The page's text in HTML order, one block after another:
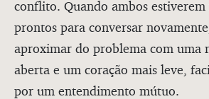
conflito. Quando ambos estiverem
prontos para conversar
aproximar do problema com uma
aberta e um coração mais leve,
por um entendimento mútuo.